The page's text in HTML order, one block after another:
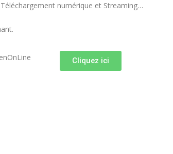
numérique et Streaming…
Cliquez ici